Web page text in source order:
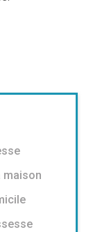
maison